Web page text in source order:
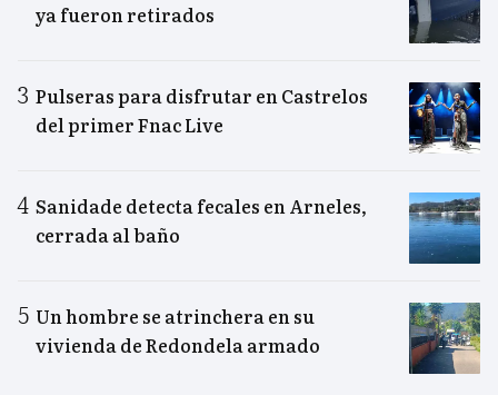
ya fueron retirados
Pulseras para disfrutar en Castrelos
del primer Fnac Live
Sanidade detecta fecales en Arneles,
cerrada al baño
Un hombre se atrinchera en su
vivienda de Redondela armado